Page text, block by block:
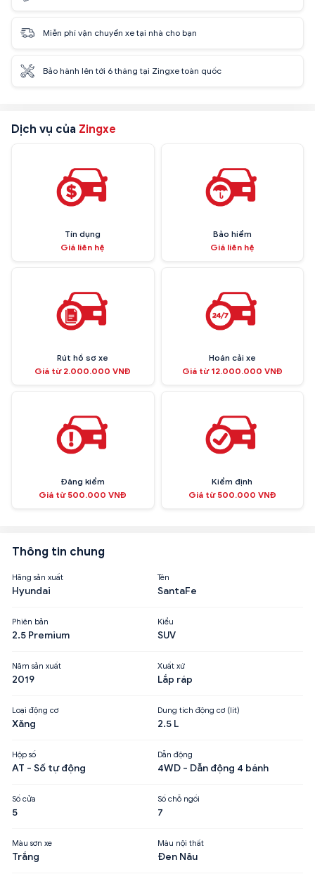
Miễn phí vận chuyển xe tại nhà cho bạn
Bảo hành lên tới 6 tháng tại Zingxe toàn quốc
Dịch vụ của Zingxe
Tín dụng
Giá liên hệ
Bảo hiểm
Giá liên hệ
Rút hồ sơ xe
Giá từ 2.000.000 VNĐ
Hoán cải xe
Giá từ 12.000.000 VNĐ
Đăng kiểm
Giá từ 500.000 VNĐ
Kiểm định
Giá từ 500.000 VNĐ
Thông tin chung
Hãng sản xuất
Hyundai
Tên
SantaFe
Phiên bản
2.5 Premium
Kiểu
SUV
Năm sản xuất
2019
Xuất xứ
Lắp ráp
Loại động cơ
Xăng
Dung tích động cơ (lít)
2.5 L
Hộp số
AT - Số tự động
Dẫn động
4WD - Dẫn động 4 bánh
Số cửa
5
Số chỗ ngồi
7
Màu sơn xe
Trắng
Màu nội thất
Đen Nâu